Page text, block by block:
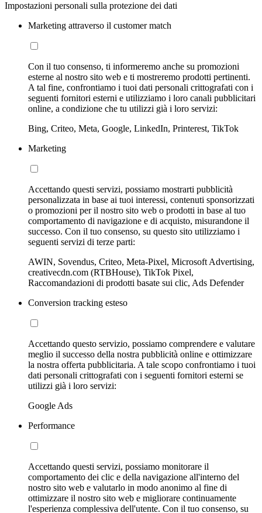
Impostazioni personali sulla protezione dei dati
Marketing attraverso il customer match
Con il tuo consenso, ti informeremo anche su promozioni
esterne al nostro sito web e ti mostreremo prodotti pertinenti.
A tal fine, confrontiamo i tuoi dati personali crittografati con i
seguenti fornitori esterni e utilizziamo i loro canali pubblicitari
online, a condizione che tu utilizzi già i loro servizi:
Bing, Criteo, Meta, Google, LinkedIn, Printerest, TikTok
Marketing
Accettando questi servizi, possiamo mostrarti pubblicità
personalizzata in base ai tuoi interessi, contenuti sponsorizzati
o promozioni per il nostro sito web o prodotti in base al tuo
comportamento di navigazione e di acquisto, misurandone il
successo. Con il tuo consenso, su questo sito utilizziamo i
seguenti servizi di terze parti:
AWIN, Sovendus, Criteo, Meta-Pixel, Microsoft Advertising,
creativecdn.com (RTBHouse), TikTok Pixel,
Raccomandazioni di prodotti basate sui clic, Ads Defender
Conversion tracking esteso
Accettando questo servizio, possiamo comprendere e valutare
meglio il successo della nostra pubblicità online e ottimizzare
la nostra offerta pubblicitaria. A tale scopo confrontiamo i tuoi
dati personali crittografati con i seguenti fornitori esterni se
utilizzi già i loro servizi:
Google Ads
Performance
Accettando questi servizi, possiamo monitorare il
comportamento dei clic e della navigazione all'interno del
nostro sito web e valutarlo in modo anonimo al fine di
ottimizzare il nostro sito web e migliorare continuamente
l'esperienza complessiva dell'utente. Con il tuo consenso, su